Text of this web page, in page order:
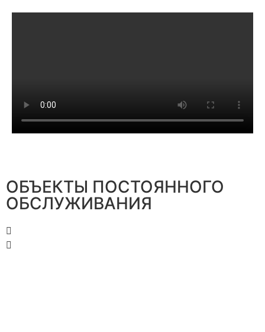
ОБЪЕКТЫ ПОСТОЯННОГО
ОБСЛУЖИВАНИЯ